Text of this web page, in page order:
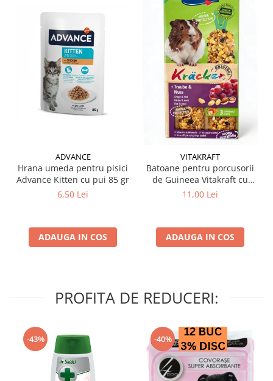
ADVANCE
Hrana umeda pentru pisici
Advance Kitten cu pui 85 gr
6,50 Lei
ADAUGA IN COS
VITAKRAFT
Batoane pentru porcusorii
de Guineea Vitakraft cu
struguri & nuci 2 buc
11,00 Lei
ADAUGA IN COS
PROFITA DE REDUCERI:
-43% -40%